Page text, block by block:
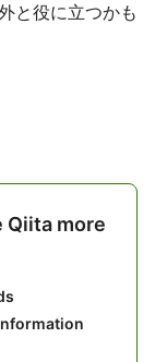
と役に立つかも
Qiita more